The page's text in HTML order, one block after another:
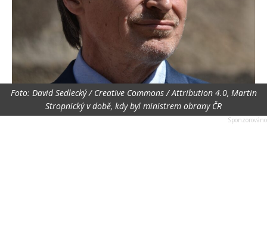
Foto: David Sedlecký / Creative Commons / Attribution 4.0, Martin
Stropnický v době, kdy byl ministrem obrany ČR